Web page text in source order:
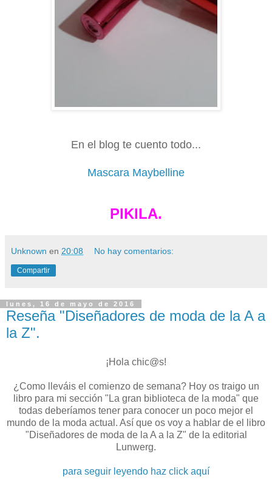
En el blog te cuento todo...
Mascara Maybelline
PIKILA.
Unknown en 20:08 No hay comentarios:
Compartir
lunes, 16 de mayo de 2016
Reseña "Diseñadores de moda de la A a
la Z".
¡Hola chic@s!
¿Como lleváis el comienzo de semana? Hoy os traigo un
libro para mi sección "La gran biblioteca de la moda" que
todas deberíamos tener para conocer un poco mejor el
mundo de la moda actual. Así que os voy a hablar de el libro
"Diseñadores de moda de la A a la Z" de la editorial
Lunwerg.
para seguir leyendo haz click aquí